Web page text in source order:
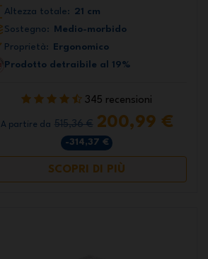
Altezza totale: 21 cm
Sostegno:
Medio-morbido
Proprietà:
Ergonomico
Prodotto detraibile al 19%
345 recensioni
A partire da 515,36 € 200,99 €
-314,37 €
SCOPRI DI PIÙ